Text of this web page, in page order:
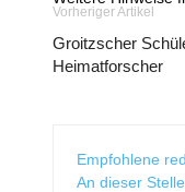
Vorheriger Artikel
Groitzscher
Heimatforscher
Empfohlene
An dieser